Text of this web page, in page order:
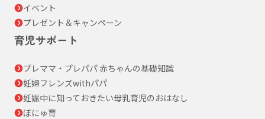
イベント
プレゼント＆キャンペーン
育児サポート
プレママ・プレパパ 赤ちゃんの基礎知識
妊婦フレンズwithパパ
妊娠中に知っておきたい母乳育児のおはなし
ぼにゅ育